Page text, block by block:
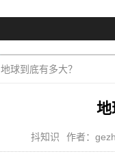
地球到底有多大？
地
抖知识 作者：